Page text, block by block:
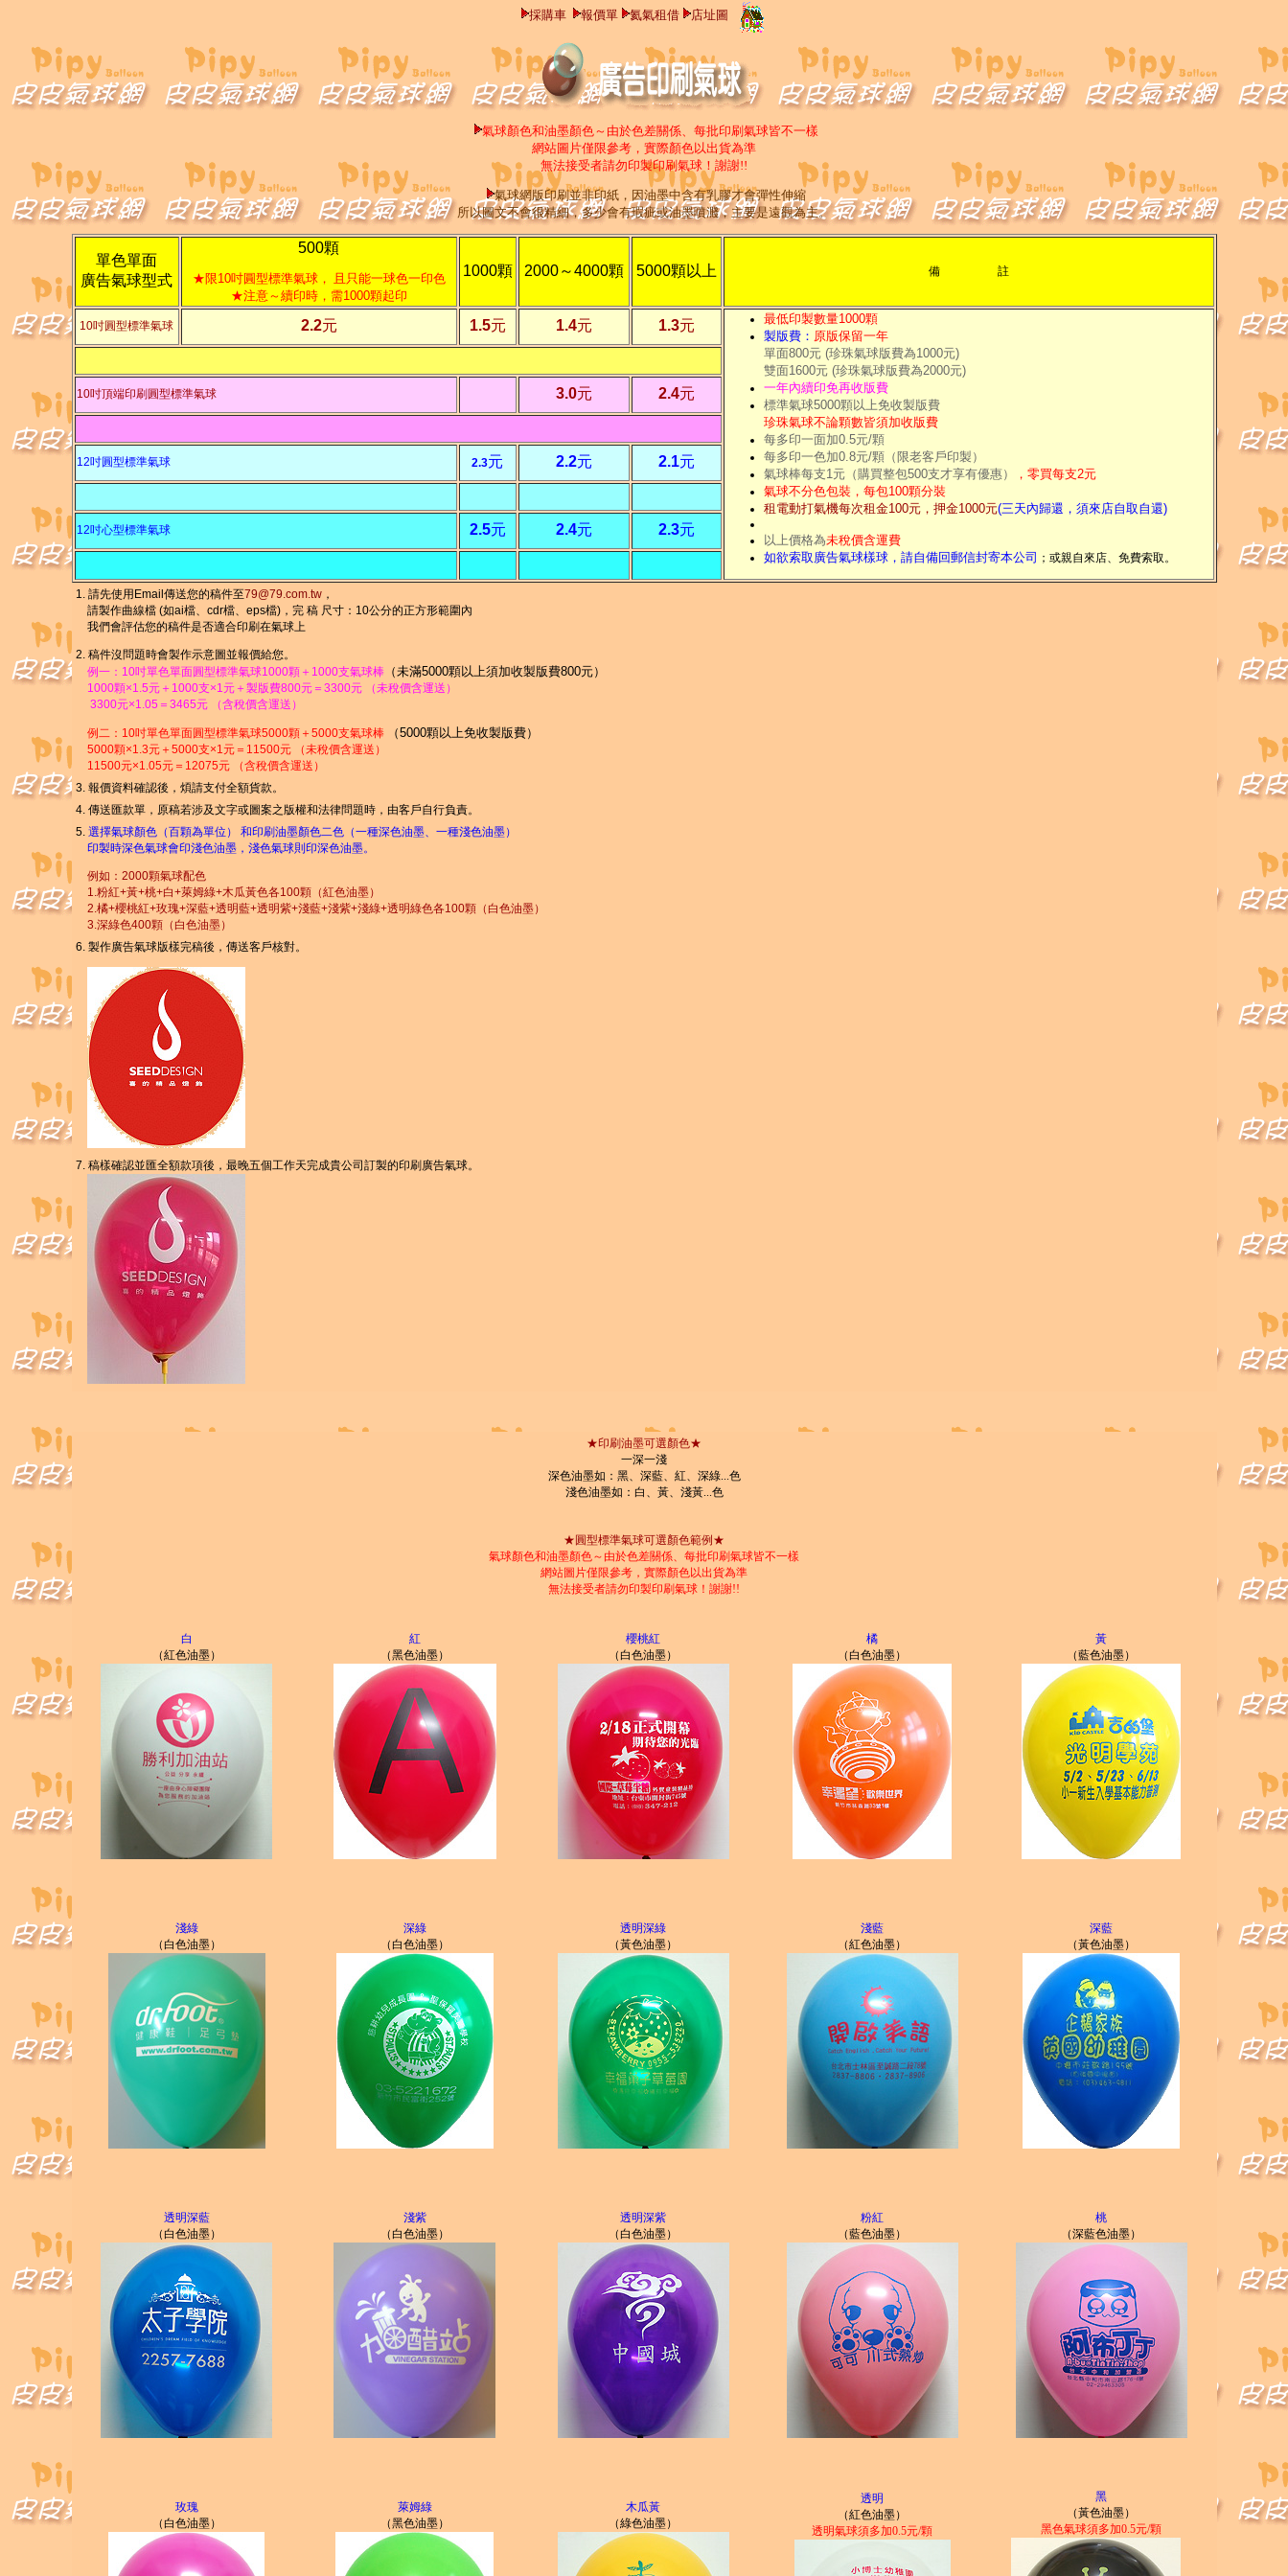
採購車 報價單 氦氣租借 店址圖
氣球顏色和油墨顏色～由於色差關係、每批印刷氣球皆不一樣
網站圖片僅限參考，實際顏色以出貨為準
無法接受者請勿印製印刷氣球！謝謝!!
氣球網版印刷並非印紙，因油墨中含有乳膠才會彈性伸縮
所以圖文不會很精細，多少會有瑕疵或油墨噴濺，主要是遠觀為主。
單色單面
廣告氣球型式
500顆
★限10吋圓型標準氣球，
且只能一球色一印色
★注意～續印時，需1000顆起印
1000顆 2000～4000顆 5000顆以上 備 註
10吋圓型標準氣球 2.2元 1.5元 1.4元 1.3元
最低印製數量1000顆
製版費： 原版保留一年
單面800元 (珍珠氣球版費為1000元)
雙面1600元 (珍珠氣球版費為2000元)
一年內續印免再收版費
標準氣球5000顆以上免收製版費
珍珠氣球不論顆數皆須加收版費
每多印一面加0.5元/顆
每多印一色加0.8元/顆（限老客戶印製）
氣球棒每支1元（購買整包500支才享有優惠）
，零買每支2元
氣球不分色包裝，每包100顆分裝
租電動打氣機每次租金100元，押金1000元(三天內歸還，須來店自取自還)
以上價格為未稅價含運費
如欲索取廣告氣球樣球，請自備回郵信封寄本公司 ；或親自來店、免費索取。
10吋頂端印刷圓型標準氣球 3.0元 2.4元
12吋圓型標準氣球 2.3元 2.2元 2.1元
12吋心型標準氣球 2.5元 2.4元 2.3元
1. 請先使用Email傳送您的稿件至79@79.com.tw，
請製作曲線檔 (如ai檔、cdr檔、eps檔)，完 稿 尺寸：10公分的正方形範圍內
我們會評估您的稿件是否適合印刷在氣球上
2. 稿件沒問題時會製作示意圖並報價給您。
例一：10吋單色單面圓型標準氣球1000顆＋1000支氣球棒（未滿5000顆以上須加收製版費800元）
1000顆×1.5元＋1000支×1元＋製版費800元＝3300元 （未稅價含運送）
3300元×1.05＝3465元 （含稅價含運送）
例二：10吋單色單面圓型標準氣球5000顆＋5000支氣球棒 （5000顆以上免收製版費）
5000顆×1.3元＋5000支×1元＝11500元 （未稅價含運送）
11500元×1.05元＝12075元 （含稅價含運送）
3. 報價資料確認後，煩請支付全額貨款。
4. 傳送匯款單，原稿若涉及文字或圖案之版權和法律問題時，由客戶自行負責。
5. 選擇氣球顏色（百顆為單位） 和印刷油墨顏色二色（一種深色油墨、一種淺色油墨）
印製時深色氣球會印淺色油墨，淺色氣球則印深色油墨。
例如：2000顆氣球配色
1.粉紅+黃+桃+白+萊姆綠+木瓜黃色各100顆（紅色油墨）
2.橘+櫻桃紅+玫瑰+深藍+透明藍+透明紫+淺藍+淺紫+淺綠+透明綠色各100顆（白色油墨）
3.深綠色400顆（白色油墨）
6. 製作廣告氣球版樣完稿後，傳送客戶核對。
7. 稿樣確認並匯全額款項後，最晚五個工作天完成貴公司訂製的印刷廣告氣球。
★印刷油墨可選顏色★
一深一淺
深色油墨如：黑、深藍、紅、深綠...色
淺色油墨如：白、黃、淺黃...色
★圓型標準氣球可選顏色範例★
氣球顏色和油墨顏色～由於色差關係、每批印刷氣球皆不一樣
網站圖片僅限參考，實際顏色以出貨為準
無法接受者請勿印製印刷氣球！謝謝!!
白
（紅色油墨）
紅
（黑色油墨）
櫻桃紅
（白色油墨）
橘
（白色油墨）
黃
（藍色油墨）
淺綠
（白色油墨）
深綠
（白色油墨）
透明深綠
（黃色油墨）
淺藍
（紅色油墨）
深藍
（黃色油墨）
透明深藍
（白色油墨）
淺紫
（白色油墨）
透明深紫
（白色油墨）
粉紅
（藍色油墨）
桃
（深藍色油墨）
玫瑰
（白色油墨）
萊姆綠
（黑色油墨）
木瓜黃
（綠色油墨）
透明
（紅色油墨）
透明氣球須多加0.5元/顆
黑
（黃色油墨）
黑色氣球須多加0.5元/顆